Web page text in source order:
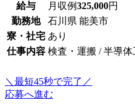
給与 月収例325,000円
勤務地
石川県 能美市
寮・社宅 あり
仕事内容 検査・運搬 / 半導体
＼最短45秒で完了／
応募へ進む